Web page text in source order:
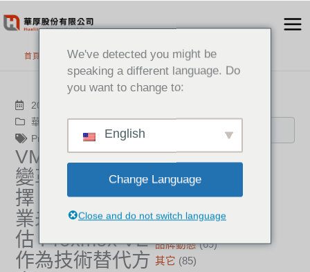
至
首頁 最新消息
2025-05-15
華厚觀點,品牌動態
Proxmox VE
VMware 訂閱制
變革下的新抉
擇：華厚建議企
業未雨綢繆，評
估 Proxmox VE
作為技術替代方
搜尋
分類
新聞中心(21)
成功案例
品牌動態(69)
其它 (85)
We've detected you might be
speaking a different language. Do
you want to change to:
English
Change Language
Close and do not switch language